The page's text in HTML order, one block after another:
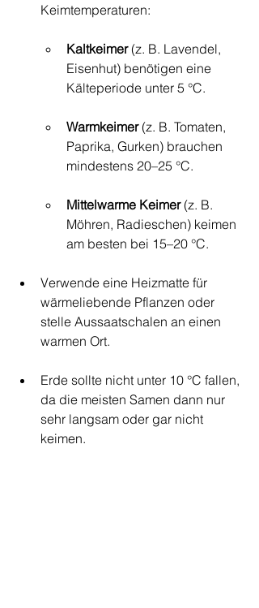
Keimtemperaturen:
Kaltkeimer (z. B. Lavendel,
Eisenhut) benötigen eine
Kälteperiode unter 5 °C.
Warmkeimer (z. B. Tomaten,
Paprika, Gurken) brauchen
mindestens 20–25 °C.
Mittelwarme Keimer (z. B.
Möhren, Radieschen) keimen
am besten bei 15–20 °C.
Verwende eine Heizmatte für
wärmeliebende Pflanzen oder
stelle Aussaatschalen an einen
warmen Ort.
Erde sollte nicht unter 10 °C fallen,
da die meisten Samen dann nur
sehr langsam oder gar nicht
keimen.